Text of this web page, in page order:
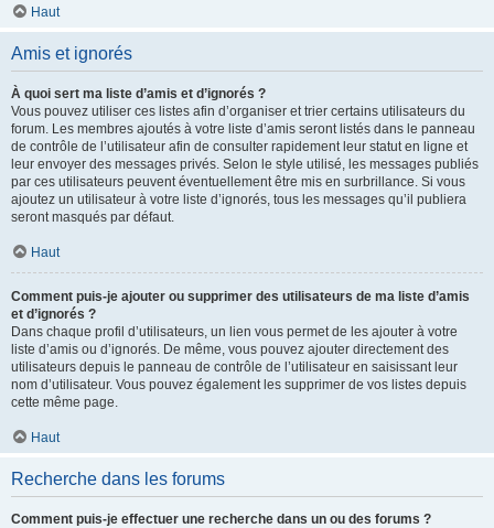
Haut
Amis et ignorés
À quoi sert ma liste d’amis et d’ignorés ?
Vous pouvez utiliser ces listes afin d’organiser et trier certains utilisateurs du
forum. Les membres ajoutés à votre liste d’amis seront listés dans le panneau
de contrôle de l’utilisateur afin de consulter rapidement leur statut en ligne et
leur envoyer des messages privés. Selon le style utilisé, les messages publiés
par ces utilisateurs peuvent éventuellement être mis en surbrillance. Si vous
ajoutez un utilisateur à votre liste d’ignorés, tous les messages qu’il publiera
seront masqués par défaut.
Haut
Comment puis-je ajouter ou supprimer des utilisateurs de ma liste d’amis
et d’ignorés ?
Dans chaque profil d’utilisateurs, un lien vous permet de les ajouter à votre
liste d’amis ou d’ignorés. De même, vous pouvez ajouter directement des
utilisateurs depuis le panneau de contrôle de l’utilisateur en saisissant leur
nom d’utilisateur. Vous pouvez également les supprimer de vos listes depuis
cette même page.
Haut
Recherche dans les forums
Comment puis-je effectuer une recherche dans un ou des forums ?